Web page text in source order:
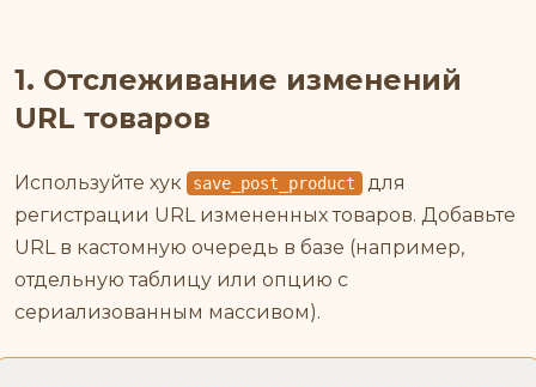
1. Отслеживание изменений
URL товаров
Используйте хук save_post_product для
регистрации URL измененных товаров. Добавьте
URL в кастомную очередь в базе (например,
отдельную таблицу или опцию с
сериализованным массивом).